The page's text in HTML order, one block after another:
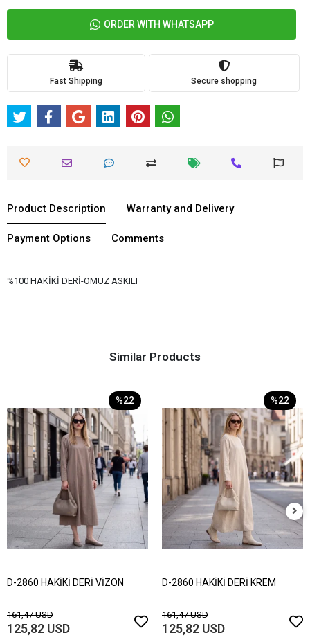
ORDER WITH WHATSAPP
Fast Shipping Secure shopping
Product Description Warranty and Delivery
Payment Options Comments
%100 HAKİKİ DERİ-OMUZ ASKILI
Similar Products
%22
D-2860 HAKİKİ DERİ VİZON
161,47 USD
125,82 USD
%22
D-2860 HAKİKİ DERİ KREM
161,47 USD
125,82 USD